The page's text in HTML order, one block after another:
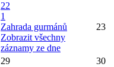
22
1
Zahrada gurmánů
Zobrazit všechny
záznamy ze dne
23
29 30